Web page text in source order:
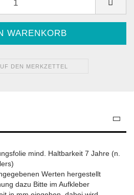
DEN MERKZETTEL
mind. Haltbarkeit 7 Jahre (n.
Werten hergestellt
dazu Bitte im Aufkleber